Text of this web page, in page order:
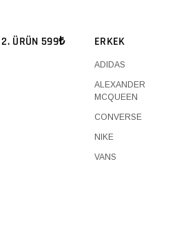
2. ÜRÜN 599₺ ERKEK
ADIDAS
ALEXANDER
MCQUEEN
CONVERSE
NIKE
VANS